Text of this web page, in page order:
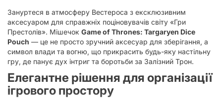
Зануртеся в атмосферу Вестероса з ексклюзивним
аксесуаром для справжніх поціновувачів світу «Гри
Престолів». Мішечок Game of Thrones: Targaryen Dice
Pouch — це не просто зручний аксесуар для зберігання, а
символ влади та вогню, що прикрасить будь-яку настільну
гру, де панує дух інтриг та боротьби за Залізний Трон.
Елегантне рішення для організації
ігрового простору